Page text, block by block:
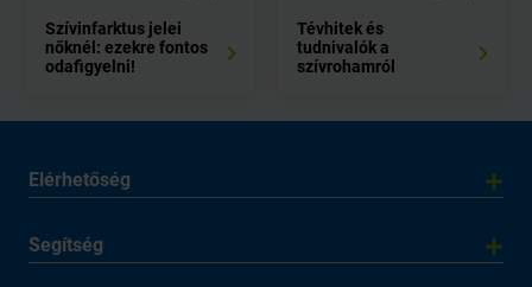
Szívinfarktus jelei
nőknél: ezekre fontos
odafigyelni!
Tévhitek és
tudnivalók a
szívrohamról
Elérhetőség
Segítség